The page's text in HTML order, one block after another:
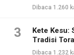
Dibaca 1.260
3
Kete Kesu:
Tradisi
Dibaca 1.232